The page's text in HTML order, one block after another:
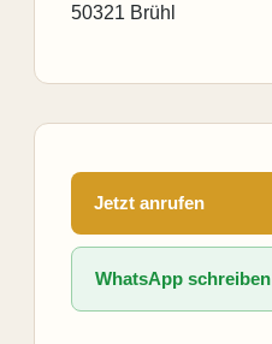
50321 Brühl
Jetzt anrufen
WhatsApp schreiben